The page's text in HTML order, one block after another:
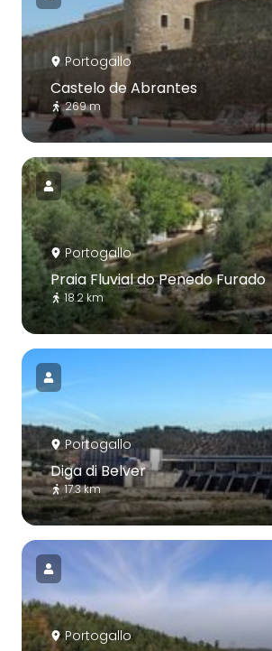
Portogallo
Castelo de Abrantes
269 m
Portogallo
Praia Fluvial do Penedo Furado
18.2 km
Portogallo
Diga di Belver
17.3 km
Portogallo